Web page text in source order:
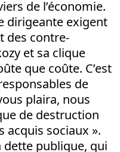
de l’économie.
dirigeante exigent
des contre-
et sa clique
que coûte. C’est
de
plaira, nous
de destruction
acquis sociaux ».
publique, qui